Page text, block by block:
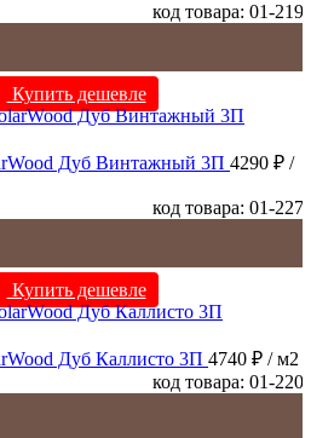
код товара: 01-219
Купить дешевле
Дуб Винтажный 3П 4290 ₽ /
код товара: 01-227
Купить дешевле
Дуб Каллисто 3П 4740 ₽ / м2
код товара: 01-220